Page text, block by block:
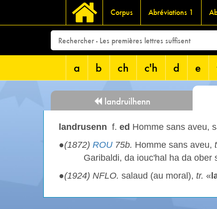
Corpus Abréviations 1
a b ch c'h d e
landruilhenn
landrusenn f. ed Homme sans aveu,
●(1872) ROU 75b. Homme sans aveu,
Garibaldi, da iouc'hal ha da ober
●(1924) NFLO. salaud (au moral), tr. «